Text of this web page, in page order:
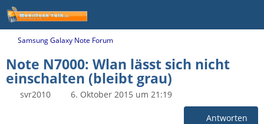
Samsung Galaxy Note Forum
Note N7000: Wlan lässt sich nicht
einschalten (bleibt grau)
svr2010 6. Oktober 2015 um 21:19
Antworten